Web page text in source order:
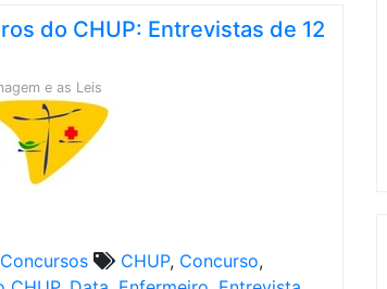
do CHUP: Entrevistas de 12
e as Leis
Concursos CHUP, Concurso,